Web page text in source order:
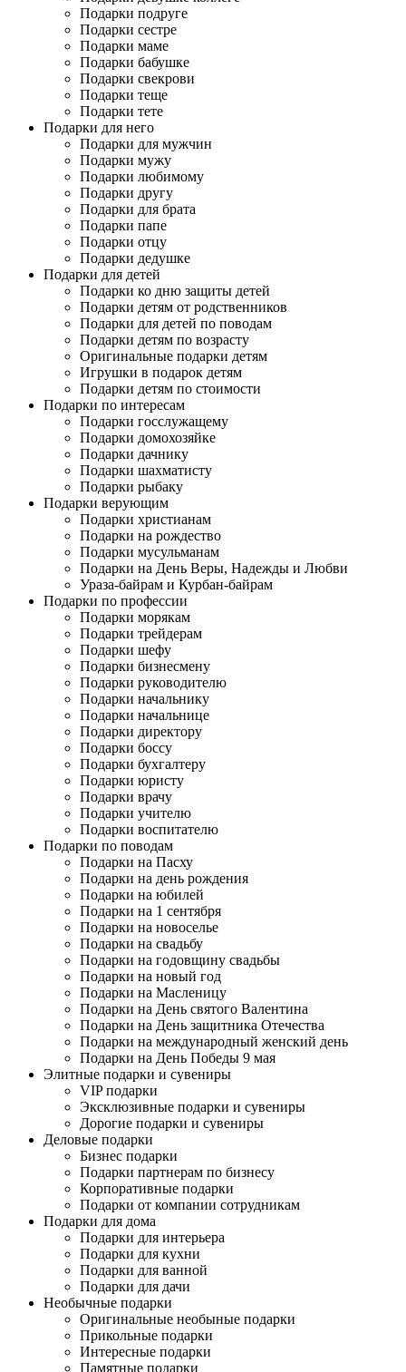
Подарки подруге
Подарки сестре
Подарки маме
Подарки бабушке
Подарки свекрови
Подарки теще
Подарки тете
Подарки для него
Подарки для мужчин
Подарки мужу
Подарки любимому
Подарки другу
Подарки для брата
Подарки папе
Подарки отцу
Подарки дедушке
Подарки для детей
Подарки ко дню защиты детей
Подарки детям от родственников
Подарки для детей по поводам
Подарки детям по возрасту
Оригинальные подарки детям
Игрушки в подарок детям
Подарки детям по стоимости
Подарки по интересам
Подарки госслужащему
Подарки домохозяйке
Подарки дачнику
Подарки шахматисту
Подарки рыбаку
Подарки верующим
Подарки христианам
Подарки на рождество
Подарки мусульманам
Подарки на День Веры, Надежды и Любви
Ураза-байрам и Курбан-байрам
Подарки по профессии
Подарки морякам
Подарки трейдерам
Подарки шефу
Подарки бизнесмену
Подарки руководителю
Подарки начальнику
Подарки начальнице
Подарки директору
Подарки боссу
Подарки бухгалтеру
Подарки юристу
Подарки врачу
Подарки учителю
Подарки воспитателю
Подарки по поводам
Подарки на Пасху
Подарки на день рождения
Подарки на юбилей
Подарки на 1 сентября
Подарки на новоселье
Подарки на свадьбу
Подарки на годовщину свадьбы
Подарки на новый год
Подарки на Масленицу
Подарки на День святого Валентина
Подарки на День защитника Отечества
Подарки на международный женский день
Подарки на День Победы 9 мая
Элитные подарки и сувениры
VIP подарки
Эксклюзивные подарки и сувениры
Дорогие подарки и сувениры
Деловые подарки
Бизнес подарки
Подарки партнерам по бизнесу
Корпоративные подарки
Подарки от компании сотрудникам
Подарки для дома
Подарки для интерьера
Подарки для кухни
Подарки для ванной
Подарки для дачи
Необычные подарки
Оригинальные необыные подарки
Прикольные подарки
Интересные подарки
Памятные подарки